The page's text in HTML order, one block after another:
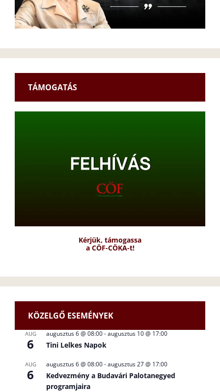
TÁMOGATÁS
Kérjük, támogassa
a CÖF-CÖKA-t!
KÖZELGŐ ESEMÉNYEK
AUG
6
augusztus 6 @ 08:00-augusztus 10 @ 17:00
Tini Lelkes Napok
AUG
6
augusztus 6 @ 08:00-augusztus 27 @ 17:00
Kedvezmény a Budavári Palotanegyed
programjaira